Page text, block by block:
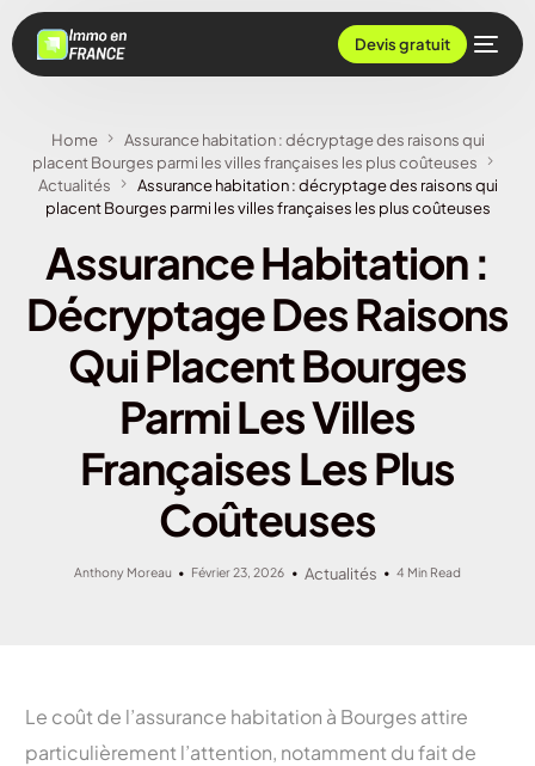
Devis gratuit
Home
Assurance habitation : décryptage des raisons qui
placent Bourges parmi les villes françaises les plus coûteuses
Actualités
Assurance habitation : décryptage des raisons qui
placent Bourges parmi les villes françaises les plus coûteuses
Assurance Habitation :
Décryptage Des Raisons
Qui Placent Bourges
Parmi Les Villes
Françaises Les Plus
Coûteuses
Anthony Moreau Février 23, 2026 Actualités 4 Min Read
Le coût de l’assurance habitation à Bourges attire
particulièrement l’attention, notamment du fait de